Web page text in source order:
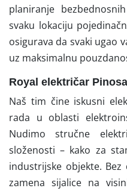
planiranje
svaku lokaciju
osigurava da svaki ugao
uz maksimalnu
Royal električar
Naš tim čine iskusni
rada u oblasti
Nudimo stručne
složenosti – kako za
industrijske objekte.
zamena sijalice na